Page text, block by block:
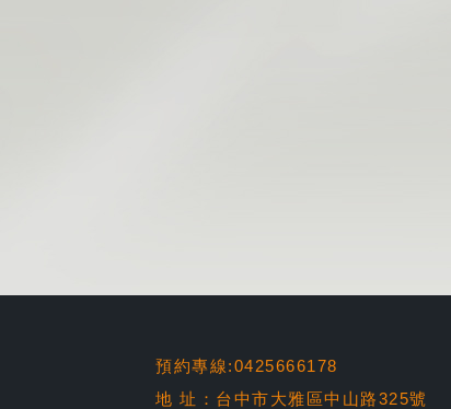
預約專線:0425666178
地 址：台中市大雅區中山路325號